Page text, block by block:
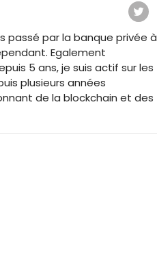
passé par la banque privée à
Egalement
5 ans, je suis actif sur les
plusieurs années
de la blockchain et des